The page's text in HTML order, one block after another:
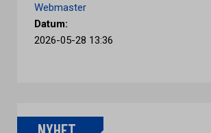
Webmaster
Datum:
2026-05-28 13:36